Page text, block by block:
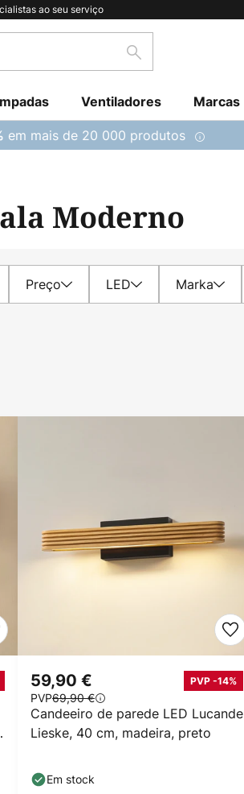
ao seu serviço
Pesquisar
Ventiladores Marcas
em mais de 20 000 produtos
Moderno
Preço LED Marka
Candeeiro de parede LED Lucande
Lieske, 40 cm, madeira, preto
59,90 € PVP -14%
PVP69,90 €
Em stock